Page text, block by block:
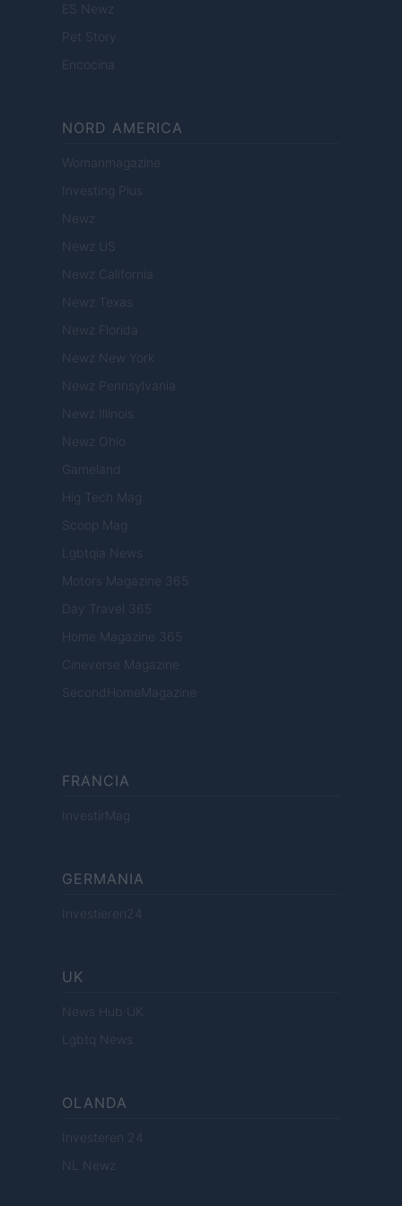
ES Newz
Pet Story
Encocina
NORD AMERICA
Womanmagazine
Investing Plus
Newz
Newz US
Newz California
Newz Texas
Newz Florida
Newz New York
Newz Pennsylvania
Newz Illinois
Newz Ohio
Gameland
Hig Tech Mag
Scoop Mag
Lgbtqia News
Motors Magazine 365
Day Travel 365
Home Magazine 365
Cineverse Magazine
SecondHomeMagazine
FRANCIA
InvestirMag
GERMANIA
Investieren24
UK
News Hub UK
Lgbtq News
OLANDA
Investeren 24
NL Newz